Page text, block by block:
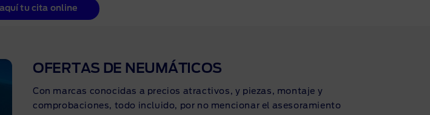
tu cita online
OFERTAS DE NEUMÁTICOS
Con marcas conocidas a precios atractivos, y piezas, montaje y
comprobaciones, todo incluido, por no mencionar el asesoramiento